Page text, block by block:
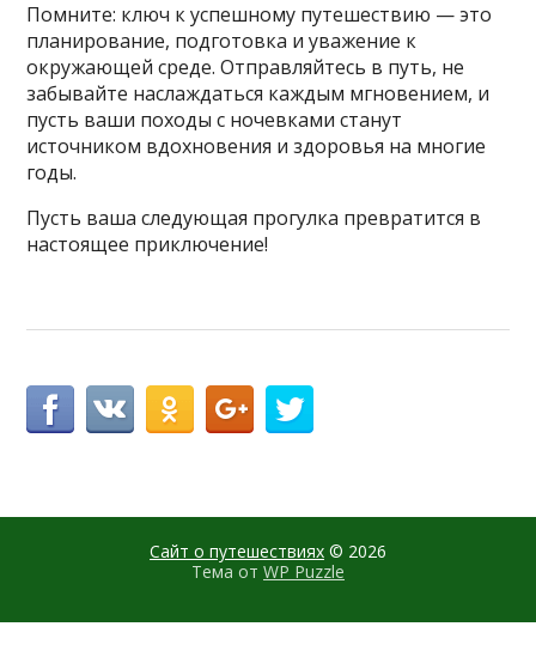
Помните: ключ к успешному путешествию — это
планирование, подготовка и уважение к
окружающей среде. Отправляйтесь в путь, не
забывайте наслаждаться каждым мгновением, и
пусть ваши походы с ночевками станут
источником вдохновения и здоровья на многие
годы.
Пусть ваша следующая прогулка превратится в
настоящее приключение!
Сайт о путешествиях © 2026
Тема от WP Puzzle